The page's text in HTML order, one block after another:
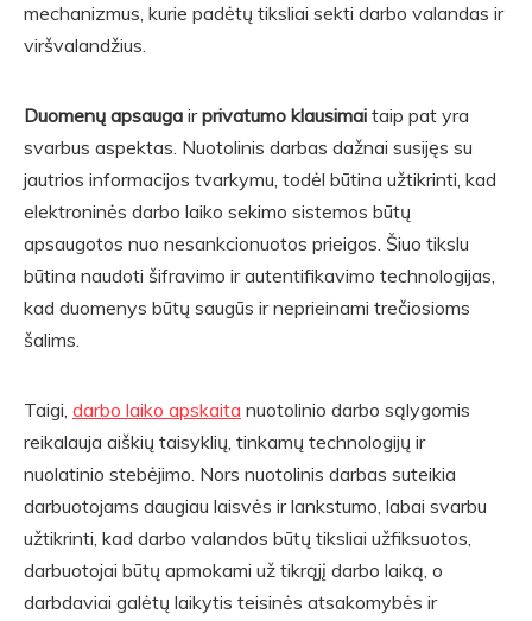
mechanizmus, kurie padėtų tiksliai sekti darbo valandas ir
viršvalandžius.
Duomenų apsauga irprivatumo klausimai taip pat yra
svarbus aspektas. Nuotolinis darbas dažnai susijęs su
jautrios informacijos tvarkymu, todėl būtina užtikrinti, kad
elektroninės darbo laiko sekimo sistemos būtų
apsaugotos nuo nesankcionuotos prieigos. Šiuo tikslu
būtina naudoti šifravimo ir autentifikavimo technologijas,
kad duomenys būtų saugūs ir neprieinami trečiosioms
šalims.
Taigi, darbo laiko apskaita nuotolinio darbo sąlygomis
reikalauja aiškių taisyklių, tinkamų technologijų ir
nuolatinio stebėjimo. Nors nuotolinis darbas suteikia
darbuotojams daugiau laisvės ir lankstumo, labai svarbu
užtikrinti, kad darbo valandos būtų tiksliai užfiksuotos,
darbuotojai būtų apmokami už tikrąjį darbo laiką, o
darbdaviai galėtų laikytis teisinės atsakomybės ir